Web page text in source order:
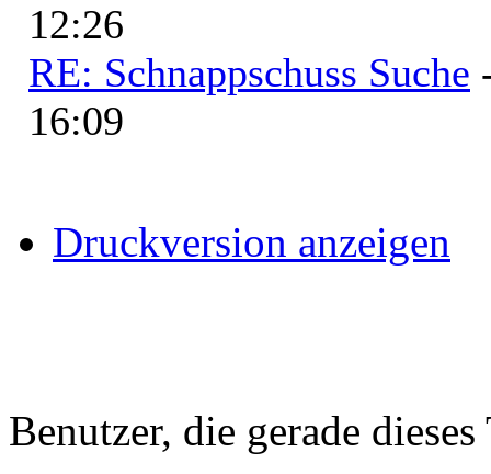
12:26
RE: Schnappschuss Suche
16:09
Druckversion anzeigen
Benutzer, die gerade